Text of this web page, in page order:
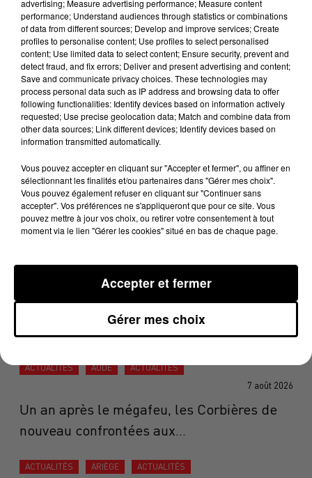
impérative d'intérêt public majeur" (RIIPM). La cour
administrative d'appel de Toulouse avait annulé cette
décision en décembre. Le Conseil d'État a ensuite été
saisi par des associations qui, comme certains
scientifiques, dénoncent les destructions de zones
humides, de terres agricoles, d'arbres, d'écosystèmes
et de nappes phréatiques liées à la construction
depuis 2023 de ce segment autoroutier de 53km censé
raccourcir d'une vingtaine de minutes le trajet entre
Toulouse et Castres, qui nécessite aujourd'hui
environ 1H15 de voiture.
DERNIÈRES ACTUALITÉS
Une plateforme qui transforme les étangs
en destinations de vacances
ACTUALITÉS AUDE ACTUALITÉS
7 août 2026
Un an après le mégafeu, les Corbières de
nouveau confrontées aux...
ACTUALITÉS ARIÈGE ACTUALITÉS
advertising; Measure advertising performance; Measure content
performance; Understand audiences through statistics or combinations
of data from different sources; Develop and improve services; Create
profiles to personalise content; Use profiles to select personalised
content; Use limited data to select content; Ensure security, prevent and
detect fraud, and fix errors; Deliver and present advertising and content;
Save and communicate privacy choices. These technologies may
process personal data such as IP address and browsing data to offer
following functionalities: Identify devices based on information actively
requested; Use precise geolocation data; Match and combine data from
other data sources; Link different devices; Identify devices based on
information transmitted automatically.
Vous pouvez accepter en cliquant sur "Accepter et fermer", ou affiner en
sélectionnant les finalités et/ou partenaires dans "Gérer mes choix".
Vous pouvez également refuser en cliquant sur "Continuer sans
accepter". Vos préférences ne s'appliqueront que pour ce site. Vous
pouvez mettre à jour vos choix, ou retirer votre consentement à tout
moment via le lien "Gérer les cookies" situé en bas de chaque page.
Gérer mes choix
Accepter et fermer